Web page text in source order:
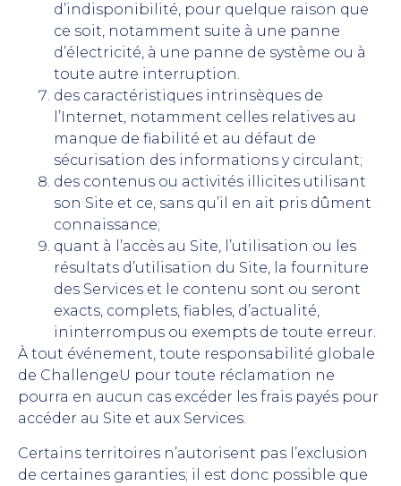
d’indisponibilité, pour quelque raison que
ce soit, notamment suite à une panne
d’électricité, à une panne de système ou à
toute autre interruption.
des caractéristiques intrinsèques de
l’Internet, notamment celles relatives au
manque de fiabilité et au défaut de
sécurisation des informations y circulant;
des contenus ou activités illicites utilisant
son Site et ce, sans qu’il en ait pris dûment
connaissance;
quant à l’accès au Site, l’utilisation ou les
résultats d’utilisation du Site, la fourniture
des Services et le contenu sont ou seront
exacts, complets, fiables, d’actualité,
ininterrompus ou exempts de toute erreur.
À tout événement, toute responsabilité globale
de ChallengeU pour toute réclamation ne
pourra en aucun cas excéder les frais payés pour
accéder au Site et aux Services.
Certains territoires n’autorisent pas l’exclusion
de certaines garanties; il est donc possible que